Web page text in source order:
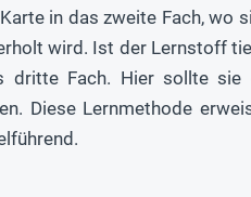
in das zweite Fach, wo
wird. Ist der Lernstoff
dritte Fach. Hier sollte sie
Diese Lernmethode